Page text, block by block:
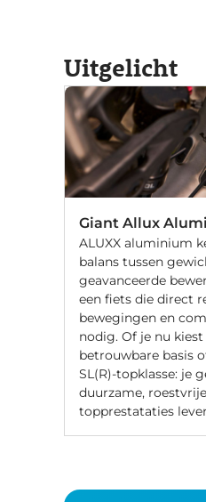
Uitgelicht
Giant Allux
ALUXX aluminium
balans tussen
geavanceerde
een fiets die direct
bewegingen en
nodig. Of je nu
betrouwbare basis
SL(R)-topklasse: je
duurzame,
topprestataties